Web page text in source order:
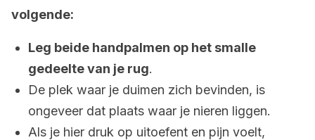
volgende:
Leg beide handpalmen op het smalle
gedeelte van je rug.
De plek waar je duimen zich bevinden, is
ongeveer dat plaats waar je nieren liggen.
Als je hier druk op uitoefent en pijn voelt,